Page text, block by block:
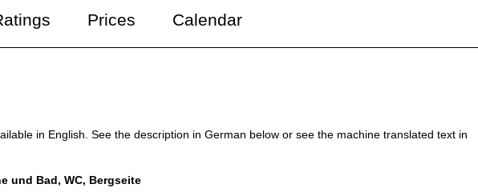
Prices Calendar
in English. See the description in German below or see the machine translated text in
und Bad, WC, Bergseite